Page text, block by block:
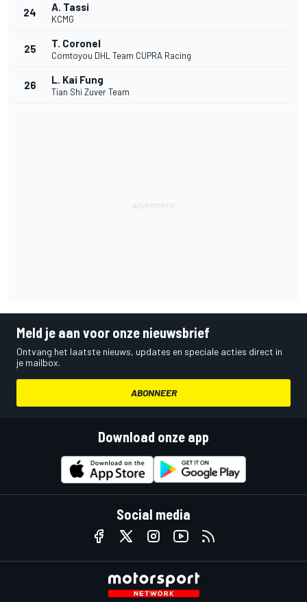
24 A. Tassi
KCMG
25 T. Coronel
Comtoyou DHL Team CUPRA Racing
26 L. Kai Fung
Tian Shi Zuver Team
Meld je aan voor onze nieuwsbrief
Ontvang het laatste nieuws, updates en speciale acties direct in
je mailbox.
ABONNEER
Download onze app
Social media